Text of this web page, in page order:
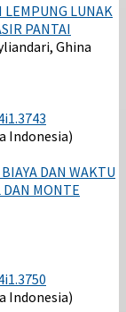
LEMPUNG LUNAK
PANTAI
Ghina
Indonesia)
DAN WAKTU
MONTE
Indonesia)